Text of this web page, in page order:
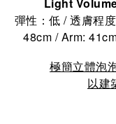
彈性：低 / 透膚程
48cm / Arm:
極簡立體泡
以建